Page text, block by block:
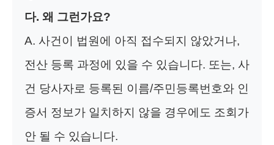
다. 왜 그런가요?
A. 사건이 법원에 아직 접수되지 않았거나,
전산 등록 과정에 있을 수 있습니다. 또는, 사
건 당사자로 등록된 이름/주민등록번호와 인
증서 정보가 일치하지 않을 경우에도 조회가
안 될 수 있습니다.